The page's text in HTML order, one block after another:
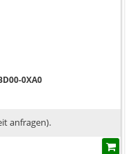
0XA0
anfragen).